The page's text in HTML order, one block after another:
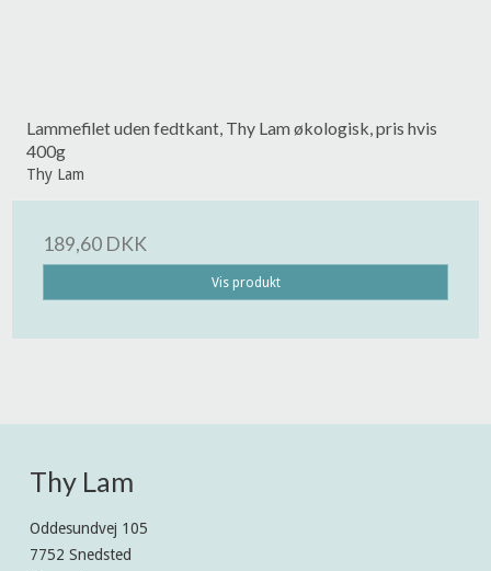
Lammefilet uden fedtkant, Thy Lam økologisk, pris hvis
400g
Thy Lam
189,60 DKK
Vis produkt
Thy Lam
Oddesundvej 105
7752 Snedsted